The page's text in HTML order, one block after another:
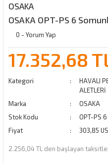
OSAKA
OSAKA OPT-PS 6
0 - Yorum Yap
17.352,68
Kategori HAVALI
ALETLERİ
Marka
OSAKA
Stok Kodu
OPT-PS 6
Fiyat
303,85
2.256,04 TL den başlayan